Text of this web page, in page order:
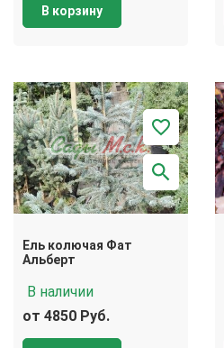
В корзину
Ель колючая Фат
Альберт
В наличии
от 4850 Руб.